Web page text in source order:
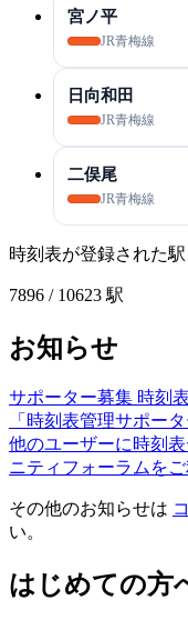
宮ノ平
JR青梅線
日向和田
JR青梅線
二俣尾
JR青梅線
時刻表が登録された駅
7896 / 10623 駅
お知らせ
サポーター募集 時刻
「時刻表管理サポー
他のユーザーに時刻
ニティフォーラムをご
その他のお知らせは
い。
はじめての方